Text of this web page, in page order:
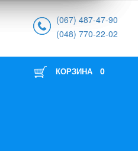
(067) 487-47-90
(048) 770-22-02
КОРЗИНА 0